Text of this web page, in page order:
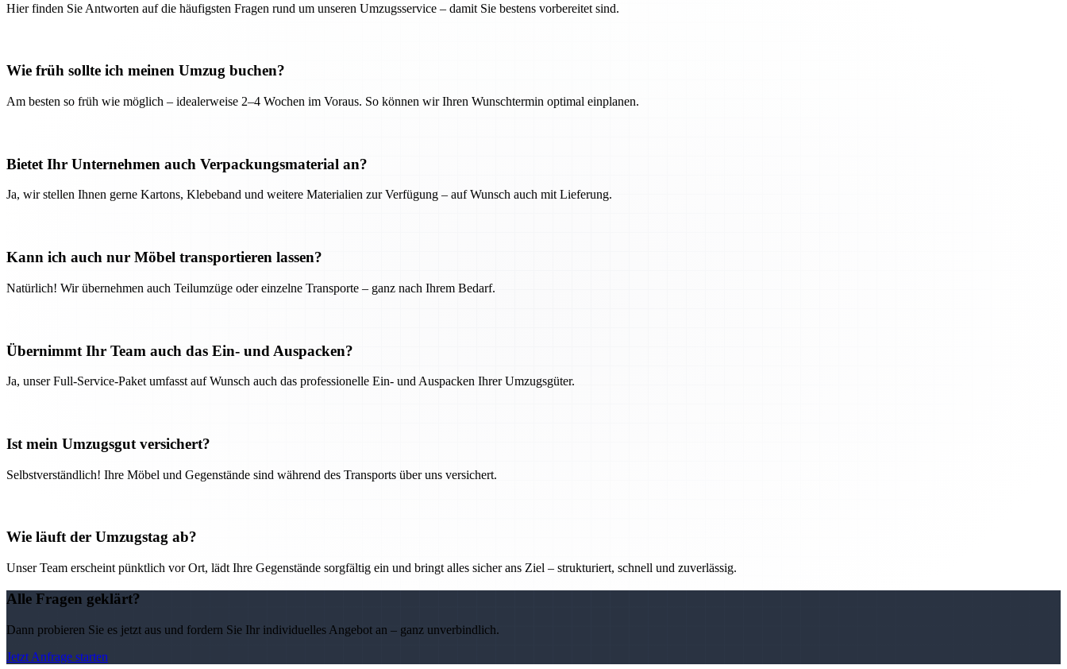
Hier finden Sie Antworten auf die häufigsten Fragen rund um unseren Umzugsservice – damit Sie bestens vorbereitet sind.
Wie früh sollte ich meinen Umzug buchen?
Am besten so früh wie möglich – idealerweise 2–4 Wochen im Voraus. So können wir Ihren Wunschtermin optimal einplanen.
Bietet Ihr Unternehmen auch Verpackungsmaterial an?
Ja, wir stellen Ihnen gerne Kartons, Klebeband und weitere Materialien zur Verfügung – auf Wunsch auch mit Lieferung.
Kann ich auch nur Möbel transportieren lassen?
Natürlich! Wir übernehmen auch Teilumzüge oder einzelne Transporte – ganz nach Ihrem Bedarf.
Übernimmt Ihr Team auch das Ein- und Auspacken?
Ja, unser Full-Service-Paket umfasst auf Wunsch auch das professionelle Ein- und Auspacken Ihrer Umzugsgüter.
Ist mein Umzugsgut versichert?
Selbstverständlich! Ihre Möbel und Gegenstände sind während des Transports über uns versichert.
Wie läuft der Umzugstag ab?
Unser Team erscheint pünktlich vor Ort, lädt Ihre Gegenstände sorgfältig ein und bringt alles sicher ans Ziel – strukturiert, schnell und zuverlässig.
Alle Fragen geklärt?
Dann probieren Sie es jetzt aus und fordern Sie Ihr individuelles Angebot an – ganz unverbindlich.
Jetzt Anfrage starten